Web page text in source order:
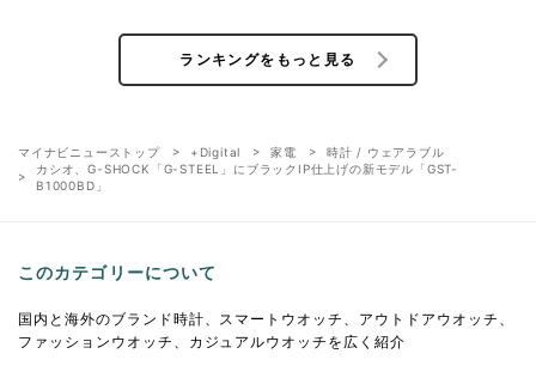
ランキングをもっと見る
マイナビニューストップ +Digital 家電
時計 / ウェアラブル
カシオ、G-SHOCK「G-STEEL」にブラックIP仕上げの新モデル「GST-
B1000BD」
このカテゴリーについて
国内と海外のブランド時計、スマートウオッチ、アウトドアウオッチ、
ファッションウオッチ、カジュアルウオッチを広く紹介